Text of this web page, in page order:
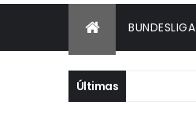
BUNDESLIGA
Últimas